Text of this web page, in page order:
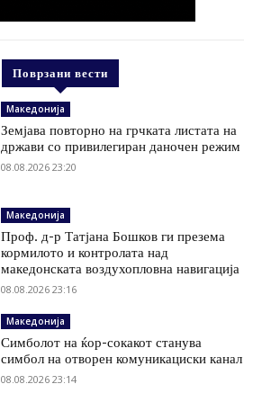
Поврзани вести
Македонија
Земјава повторно на грчката листата на
држави со привилегиран даночен режим
08.08.2026 23:20
Македонија
Проф. д-р Татјана Бошков ги презема
кормилото и контролата над
македонската воздухопловна навигација
08.08.2026 23:16
Македонија
Симболот на ќор-сокакот станува
симбол на отворен комуникациски канал
08.08.2026 23:14